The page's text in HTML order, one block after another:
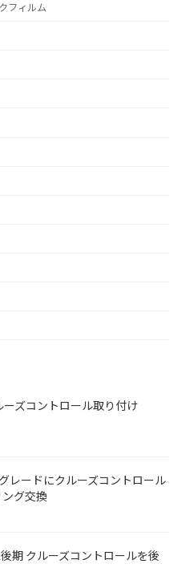
フィルム
ズコントロール取り付け
レードにクルーズコントロール
グ交換
期 クルーズコントロールを後